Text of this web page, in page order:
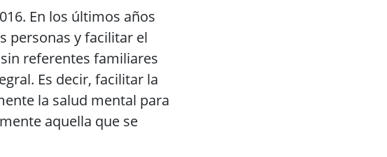
En los últimos años
personas y facilitar el
referentes familiares
Es decir, facilitar la
la salud mental para
aquella que se